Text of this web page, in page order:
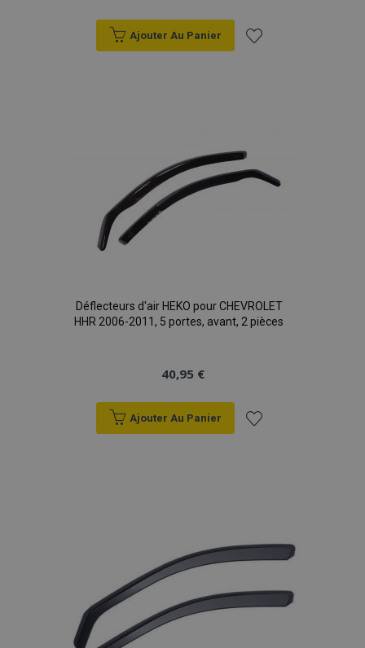
Ajouter Au Panier
d'achats
Déflecteurs d'air HEKO pour CHEVROLET
HHR 2006-2011, 5 portes, avant, 2 pièces
40,95 €
Ajouter Au Panier
d'achats